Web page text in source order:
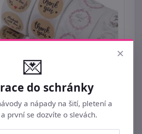
×
💌
do schránky
a nápady na šití, pletení a
první se dozvíte o slevách.